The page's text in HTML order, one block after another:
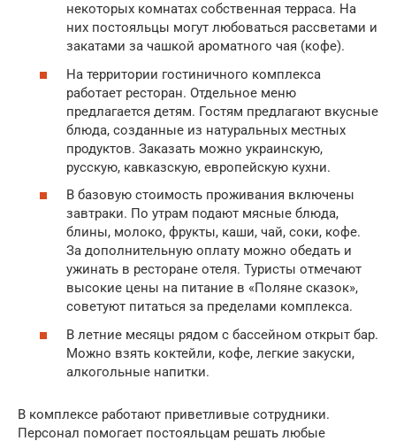
некоторых комнатах собственная терраса. На
них постояльцы могут любоваться рассветами и
закатами за чашкой ароматного чая (кофе).
На территории гостиничного комплекса
работает ресторан. Отдельное меню
предлагается детям. Гостям предлагают вкусные
блюда, созданные из натуральных местных
продуктов. Заказать можно украинскую,
русскую, кавказскую, европейскую кухни.
В базовую стоимость проживания включены
завтраки. По утрам подают мясные блюда,
блины, молоко, фрукты, каши, чай, соки, кофе.
За дополнительную оплату можно обедать и
ужинать в ресторане отеля. Туристы отмечают
высокие цены на питание в «Поляне сказок»,
советуют питаться за пределами комплекса.
В летние месяцы рядом с бассейном открыт бар.
Можно взять коктейли, кофе, легкие закуски,
алкогольные напитки.
В комплексе работают приветливые сотрудники.
Персонал помогает постояльцам решать любые